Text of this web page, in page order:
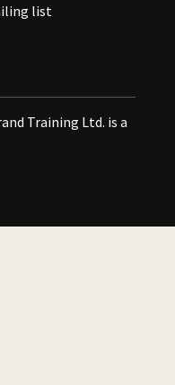
list
Training Ltd. is a